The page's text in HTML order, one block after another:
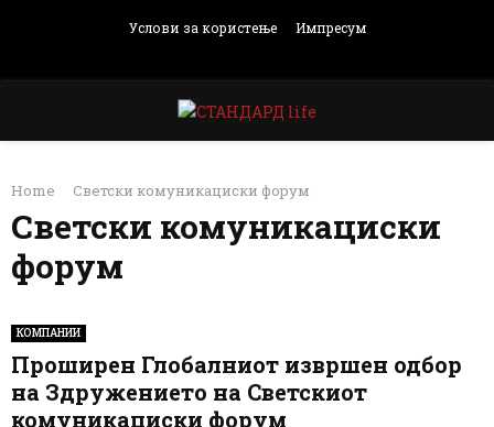
Услови за користење Импресум
PRIMARY
MENU
Home Светски комуникациски форум
Светски комуникациски
форум
КОМПАНИИ
Проширен Глобалниот извршен одбор
на Здружението на Светскиот
комуникациски форум